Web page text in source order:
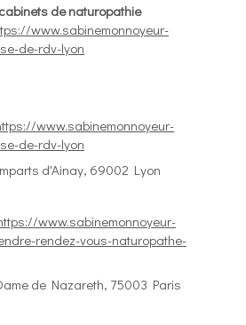
de naturopathie
www.sabinemonnoyeur-
de-rdv-lyon
www.sabinemonnoyeur-
de-rdv-lyon
d'Ainay, 69002 Lyon
www.sabinemonnoyeur-
rendez-vous-naturopathe-
de Nazareth, 75003 Paris